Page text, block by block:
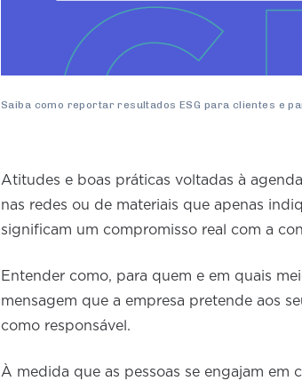
Saiba como reportar resultados ESG para clientes e
Atitudes e boas práticas voltadas à
nas redes ou de materiais que apenas
significam um compromisso real com a
Entender como, para quem e em quais
mensagem que a empresa pretende aos
como responsável.
À medida que as pessoas se engajam em